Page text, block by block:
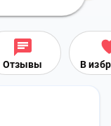
Отзывы В